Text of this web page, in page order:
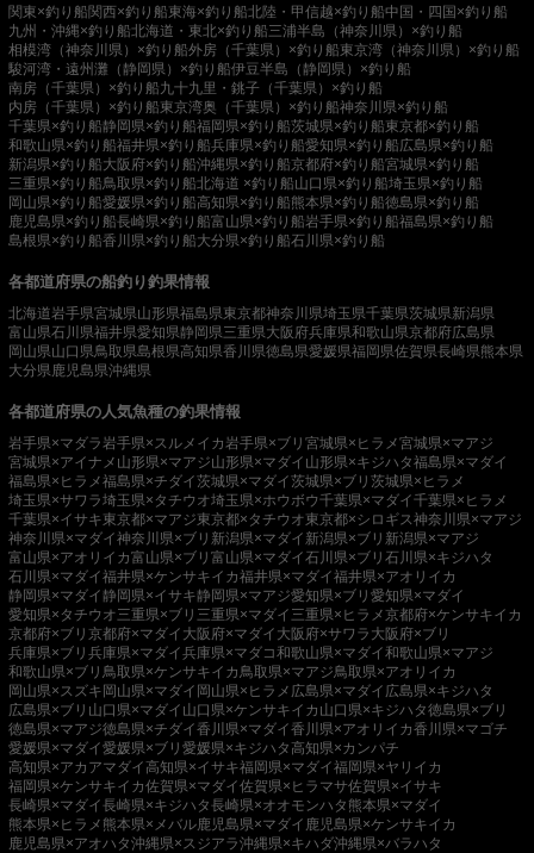
関東×釣り船関西×釣り船東海×釣り船北陸・甲信越×釣り船中国・四国×釣り船
九州・沖縄×釣り船北海道・東北×釣り船三浦半島（神奈川県）×釣り船
相模湾（神奈川県）×釣り船外房（千葉県）×釣り船東京湾（神奈川県）×釣り船
駿河湾・遠州灘（静岡県）×釣り船伊豆半島（静岡県）×釣り船
南房（千葉県）×釣り船九十九里・銚子（千葉県）×釣り船
内房（千葉県）×釣り船東京湾奥（千葉県）×釣り船神奈川県×釣り船
千葉県×釣り船静岡県×釣り船福岡県×釣り船茨城県×釣り船東京都×釣り船
和歌山県×釣り船福井県×釣り船兵庫県×釣り船愛知県×釣り船広島県×釣り船
新潟県×釣り船大阪府×釣り船沖縄県×釣り船京都府×釣り船宮城県×釣り船
三重県×釣り船鳥取県×釣り船北海道 ×釣り船山口県×釣り船埼玉県×釣り船
岡山県×釣り船愛媛県×釣り船高知県×釣り船熊本県×釣り船徳島県×釣り船
鹿児島県×釣り船長崎県×釣り船富山県×釣り船岩手県×釣り船福島県×釣り船
島根県×釣り船香川県×釣り船大分県×釣り船石川県×釣り船
各都道府県の船釣り釣果情報
北海道岩手県宮城県山形県福島県東京都神奈川県埼玉県千葉県茨城県新潟県
富山県石川県福井県愛知県静岡県三重県大阪府兵庫県和歌山県京都府広島県
岡山県山口県鳥取県島根県高知県香川県徳島県愛媛県福岡県佐賀県長崎県熊本県
大分県 鹿児島県沖縄県
各都道府県の人気魚種の釣果情報
岩手県×マダラ 岩手県×スルメイカ 岩手県×ブリ 宮城県×ヒラメ宮城県×マアジ
宮城県×アイナメ 山形県×マアジ山形県×マダイ 山形県×キジハタ福島県×マダイ
福島県×ヒラメ福島県×チダイ茨城県×マダイ茨城県×ブリ 茨城県×ヒラメ
埼玉県×サワラ埼玉県×タチウオ埼玉県×ホウボウ千葉県×マダイ千葉県×ヒラメ
千葉県×イサキ東京都×マアジ東京都×タチウオ東京都×シロギス神奈川県×マアジ
神奈川県×マダイ神奈川県×ブリ 新潟県×マダイ 新潟県×ブリ 新潟県×マアジ
富山県×アオリイカ富山県×ブリ 富山県×マダイ石川県×ブリ 石川県×キジハタ
石川県×マダイ福井県×ケンサキイカ福井県×マダイ福井県×アオリイカ
静岡県×マダイ静岡県×イサキ静岡県×マアジ愛知県×ブリ 愛知県×マダイ
愛知県×タチウオ三重県×ブリ 三重県×マダイ 三重県×ヒラメ京都府×ケンサキイカ
京都府×ブリ 京都府×マダイ 大阪府×マダイ 大阪府×サワラ 大阪府×ブリ
兵庫県×ブリ 兵庫県×マダイ兵庫県×マダコ和歌山県×マダイ和歌山県×マアジ
和歌山県×ブリ 鳥取県×ケンサキイカ 鳥取県×マアジ鳥取県×アオリイカ
岡山県×スズキ岡山県×マダイ 岡山県×ヒラメ 広島県×マダイ 広島県×キジハタ
広島県×ブリ 山口県×マダイ 山口県×ケンサキイカ 山口県×キジハタ徳島県×ブリ
徳島県×マアジ徳島県×チダイ香川県×マダイ香川県×アオリイカ香川県×マゴチ
愛媛県×マダイ愛媛県×ブリ 愛媛県×キジハタ高知県×カンパチ
高知県×アカアマダイ高知県×イサキ福岡県×マダイ福岡県×ヤリイカ
福岡県×ケンサキイカ佐賀県×マダイ佐賀県×ヒラマサ佐賀県×イサキ
長崎県×マダイ長崎県×キジハタ長崎県×オオモンハタ 熊本県×マダイ
熊本県×ヒラメ 熊本県×メバル鹿児島県×マダイ 鹿児島県×ケンサキイカ
鹿児島県×アオハタ沖縄県×スジアラ沖縄県×キハダ沖縄県×バラハタ